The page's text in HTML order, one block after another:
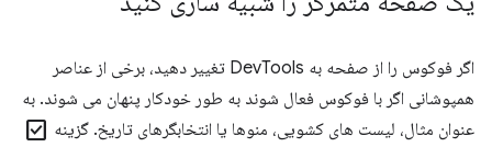
اگر فوکوس را از صفحه به DevTools تغییر دهید، برخی از عناصر
همپوشانی اگر با فوکوس فعال شوند به طور خودکار پنهان می شوند. به
عنوان مثال، لیست های کشویی، منوها یا انتخابگرهای تاریخ. گزینه check_box